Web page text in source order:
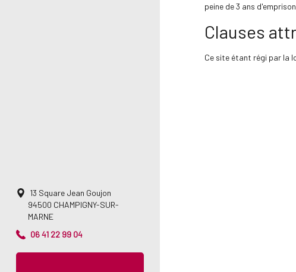
13 Square Jean Goujon
94500 CHAMPIGNY-SUR-
MARNE
06 41 22 99 04
peine de 3 ans
Clauses
Ce site étant régi par la